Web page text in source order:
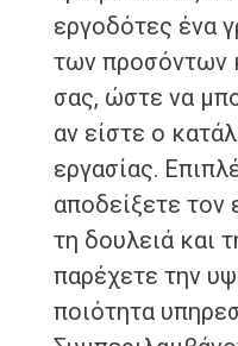
εργοδότες ένα
των προσόντων
σας, ώστε να
αν είστε ο
εργασίας.
αποδείξετε τον
τη δουλειά και
παρέχετε την
ποιότητα